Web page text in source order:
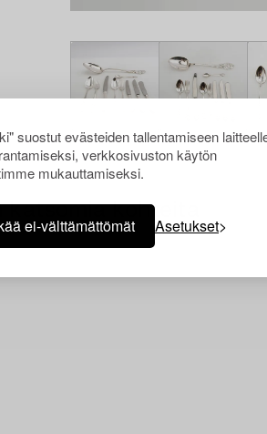
suostut evästeiden tallentamiseen
verkkosivuston käytön
mukauttamiseksi.
ei-välttämättömät Asetukset
katsomia kohteita